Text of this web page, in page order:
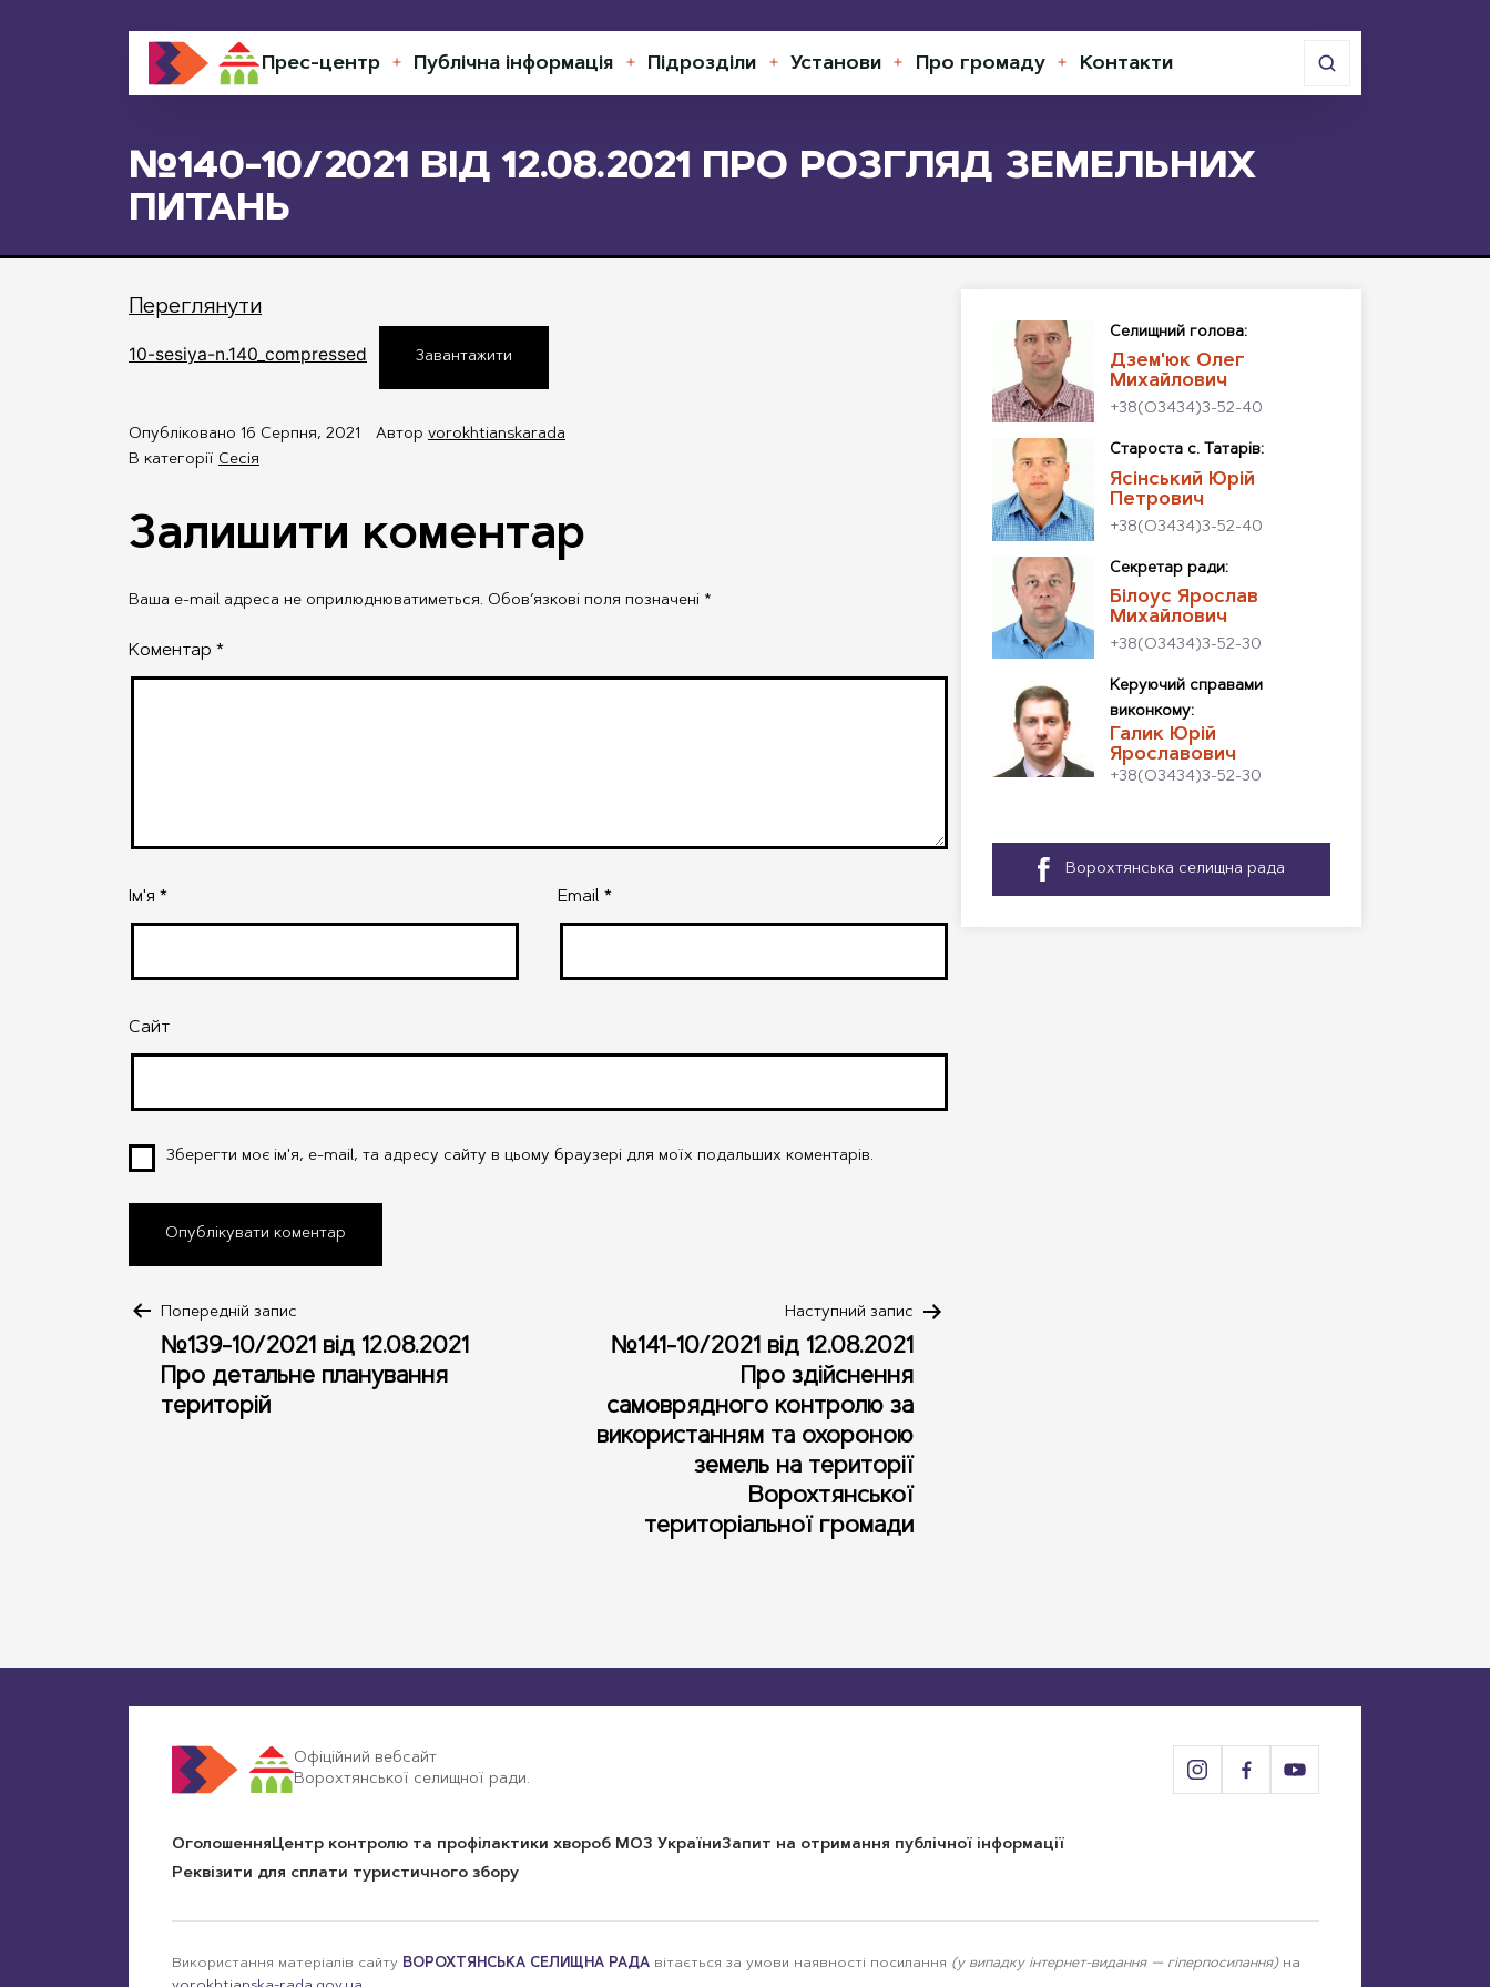
Прес-центр
Відкрити
меню
Публічна інформація
Відкрити
меню
Підрозділи
Відкрити
меню
Установи
Відкрити
меню
Про громаду
Відкрити
меню
Контакти
№140-10/2021 ВІД 12.08.2021 ПРО РОЗГЛЯД ЗЕМЕЛЬНИХ
ПИТАНЬ
Переглянути
10-sesiya-n.140_compressed Завантажити
Опубліковано 16 Серпня, 2021 Автор vorokhtianskarada
В категорії Сесія
Залишити коментар
Ваша e-mail адреса не оприлюднюватиметься. Обов’язкові поля позначені *
Коментар *
Ім'я * Email*
Сайт
Зберегти моє ім'я, e-mail, та адресу сайту в цьому браузері для моїх подальших коментарів.
Навігація
записів
Попередній запис
№139-10/2021 від 12.08.2021
Про детальне планування
територій
Наступний запис
№141-10/2021 від 12.08.2021
Про здійснення
самоврядного контролю за
використанням та охороною
земель на території
Ворохтянської
територіальної громади
Cелищний голова:
Дзем'юк Олег
Михайлович
+38(О3434)3-52-40
Староста с. Татарів:
Ясінський Юрій
Петрович
+38(О3434)3-52-40
Секретар ради:
Білоус Ярослав
Михайлович
+38(О3434)3-52-30
Керуючий справами
виконкому:
Галик Юрій
Ярославович
+38(О3434)3-52-30
Ворохтянська селищна рада
Офіційний вебсайт
Ворохтянської селищної ради.
ОголошенняЦентр контролю та профілактики хвороб МОЗ УкраїниЗапит на отримання публічної інформації
Реквізити для сплати туристичного збору
Використання матеріалів сайту ВОРОХТЯНСЬКА СЕЛИЩНА РАДАвітається за умови наявності посилання (у випадку інтернет-видання — гіперпосилання)на